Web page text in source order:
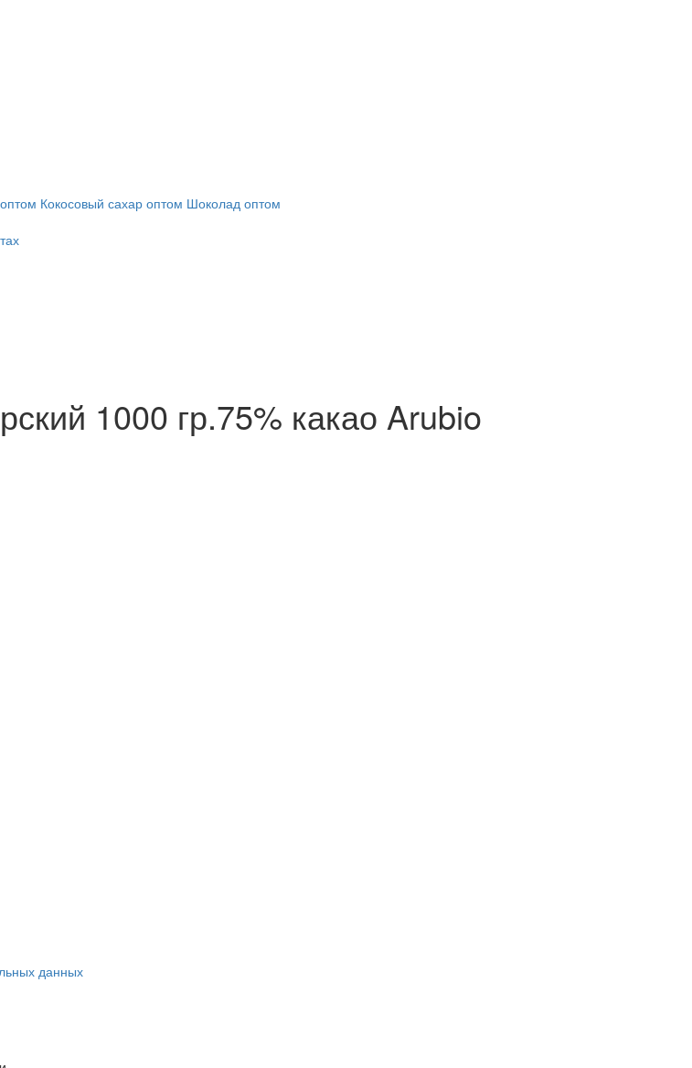
Кокосовый сахар оптом Шоколад оптом
1000 гр.75% какао Arubio
данных